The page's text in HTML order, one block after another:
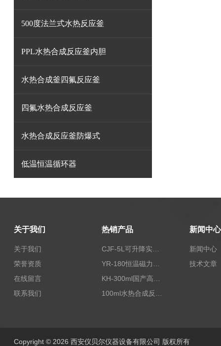
500度法兰式水热反应釜
PPL水热合成反应釜内胆
水热合成釜四氟反应釜
四氟水热合成反应釜
水热合成反应釜防爆式
低温恒温循环器
关于我们
关于我们
荣誉资质
在线留言
联系我们
热销产品 新闻中心
新闻中心
技术文章
Copyright © 2026 西安仪贝尔仪器设备有限公司 版权所有